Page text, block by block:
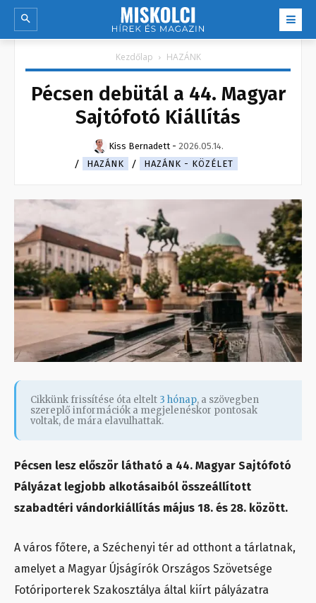
Kezdőlap HAZÁNK
Pécsen debütál a 44. Magyar
Sajtófotó Kiállítás
Kiss Bernadett - 2026.05.14.
HAZÁNK
HAZÁNK - KÖZÉLET
Cikkünk frissítése óta eltelt 3 hónap, a szövegben
szereplő információk a megjelenéskor pontosak
voltak, de mára elavulhattak.
Pécsen lesz először látható a 44. Magyar Sajtófotó
Pályázat legjobb alkotásaiból összeállított
szabadtéri vándorkiállítás május 18. és 28. között.
A város főtere, a Széchenyi tér ad otthont a tárlatnak,
amelyet a Magyar Újságírók Országos Szövetsége
Fotóriporterek Szakosztálya által kiírt pályázatra